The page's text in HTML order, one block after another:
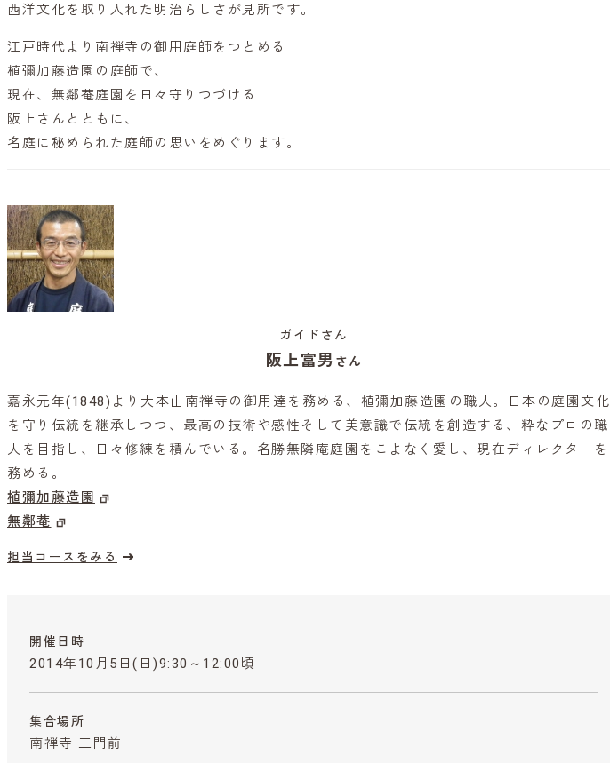
西洋文化を取り入れた明治らしさが見所です。
江戸時代より南禅寺の御用庭師をつとめる
植彌加藤造園の庭師で、
現在、無鄰菴庭園を日々守りつづける
阪上さんとともに、
名庭に秘められた庭師の思いをめぐります。
ガイドさん
阪上富男 さん
嘉永元年(1848)より大本山南禅寺の御用達を務める、植彌加藤造園の職人。日本の庭園文化
を守り伝統を継承しつつ、最高の技術や感性そして美意識で伝統を創造する、粋なプロの職
人を目指し、日々修練を積んでいる。名勝無隣庵庭園をこよなく愛し、現在ディレクターを
務める。
植彌加藤造園
無鄰菴
担当コースをみる
開催日時
2014年10月5日(日)9:30～12:00頃
集合場所
南禅寺 三門前